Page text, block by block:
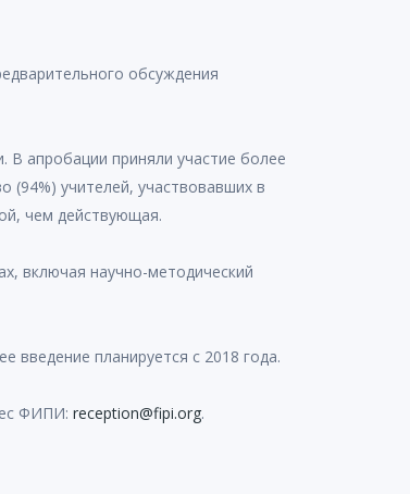
обсуждения
В апробации приняли участие более
учителей, участвовавших в
чем действующая.
включая научно-методический
введение планируется с 2018 года.
ФИПИ: reception@fipi.org.